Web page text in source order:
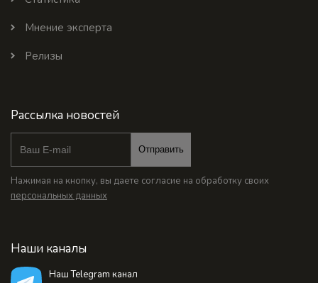
Мнение эксперта
Релизы
Рассылка новостей
Отправить
Нажимая на кнопку, вы даете согласие на обработку своих
персональных данных
Наши каналы
Наш Telegram канал